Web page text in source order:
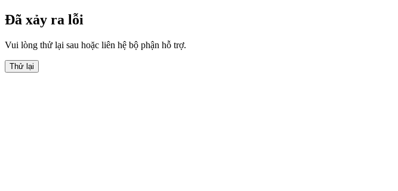
Đã xảy ra lỗi
Vui lòng thử lại sau hoặc liên hệ bộ phận hỗ trợ.
Thử lại